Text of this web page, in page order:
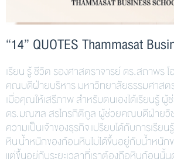
“14” QUOTES Thammasat
เรียน รู้ ชีวิต รองศาสตราจารย์ ดร.สถาพร
คณบดีฝ่ายบริหาร มหาวิทยาลัยธรรมศาสต
เมื่อคุณให้เสรีภาพ สำหรับตนเองได้เรียนรู้
ดร.มณฑล สรไกรกิติกูล ผู้ช่วยคณบดีฝ่ายวิช
ความเป็นเจ้าของธุรกิจ เปรียบได้กับการเรีย
หิน น้ำหนักของก้อนหินไม่ได้ขึ้นอยู่กับน้ำหนัก